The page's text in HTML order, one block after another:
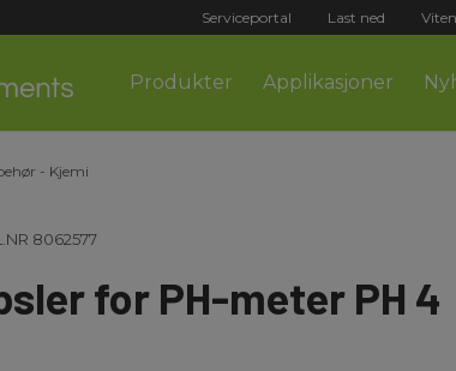
Serviceportal Last ned
Produkter Applikasjoner
- Kjemi
8062577
for PH-meter PH 4